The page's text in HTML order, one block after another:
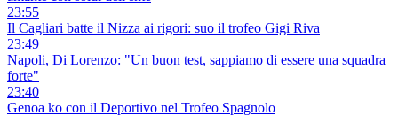
23:55
Il Cagliari batte il Nizza ai rigori: suo il trofeo Gigi Riva
23:49
Napoli, Di Lorenzo: "Un buon test, sappiamo di essere una squadra
forte"
23:40
Genoa ko con il Deportivo nel Trofeo Spagnolo